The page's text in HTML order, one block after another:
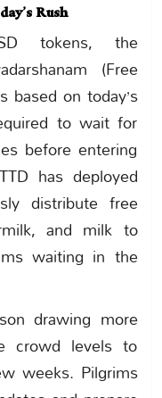
Rush
tokens, the
(Free
based on today’s
to wait for
before entering
has deployed
distribute free
and milk to
waiting in the
drawing more
crowd levels to
weeks. Pilgrims